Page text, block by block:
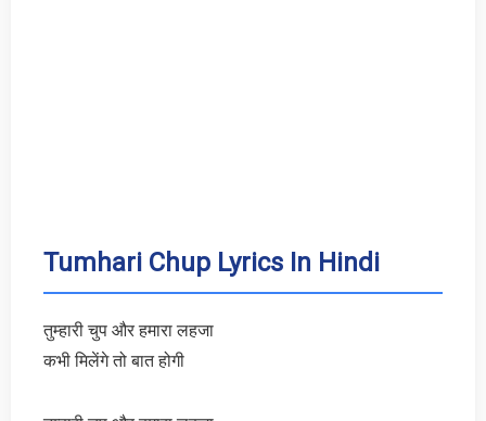
Tumhari Chup Lyrics In Hindi
तुम्हारी चुप और हमारा लहजा
कभी मिलेंगे तो बात होगी